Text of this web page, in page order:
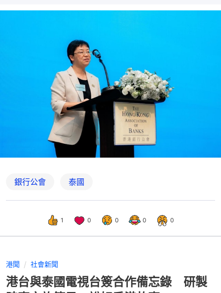
銀行公會 泰國
1 0 0 0 0
港聞 社會新聞
港台與泰國電視台簽合作備忘錄 研製